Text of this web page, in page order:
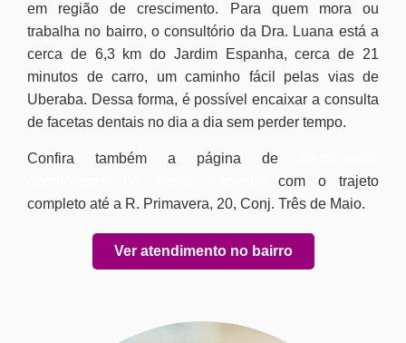
em região de crescimento. Para quem mora ou
trabalha no bairro, o consultório da Dra. Luana está a
cerca de 6,3 km do Jardim Espanha, cerca de 21
minutos de carro, um caminho fácil pelas vias de
Uberaba. Dessa forma, é possível encaixar a consulta
de facetas dentais no dia a dia sem perder tempo.
Confira também a página de
com o trajeto
completo até a R. Primavera, 20, Conj. Três de Maio.
Ver atendimento no bairro